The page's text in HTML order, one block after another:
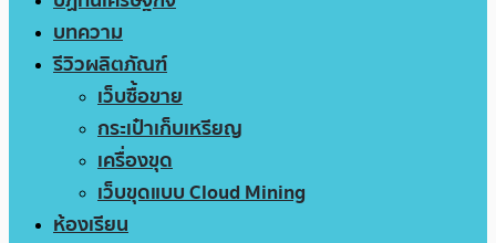
บทความ
รีวิวผลิตภัณฑ์
เว็บซื้อขาย
กระเป๋าเก็บเหรียญ
เครื่องขุด
เว็บขุดแบบ Cloud Mining
ห้องเรียน